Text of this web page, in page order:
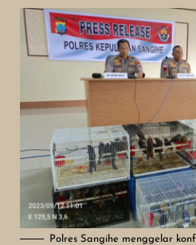
Polres Sangihe menggelar